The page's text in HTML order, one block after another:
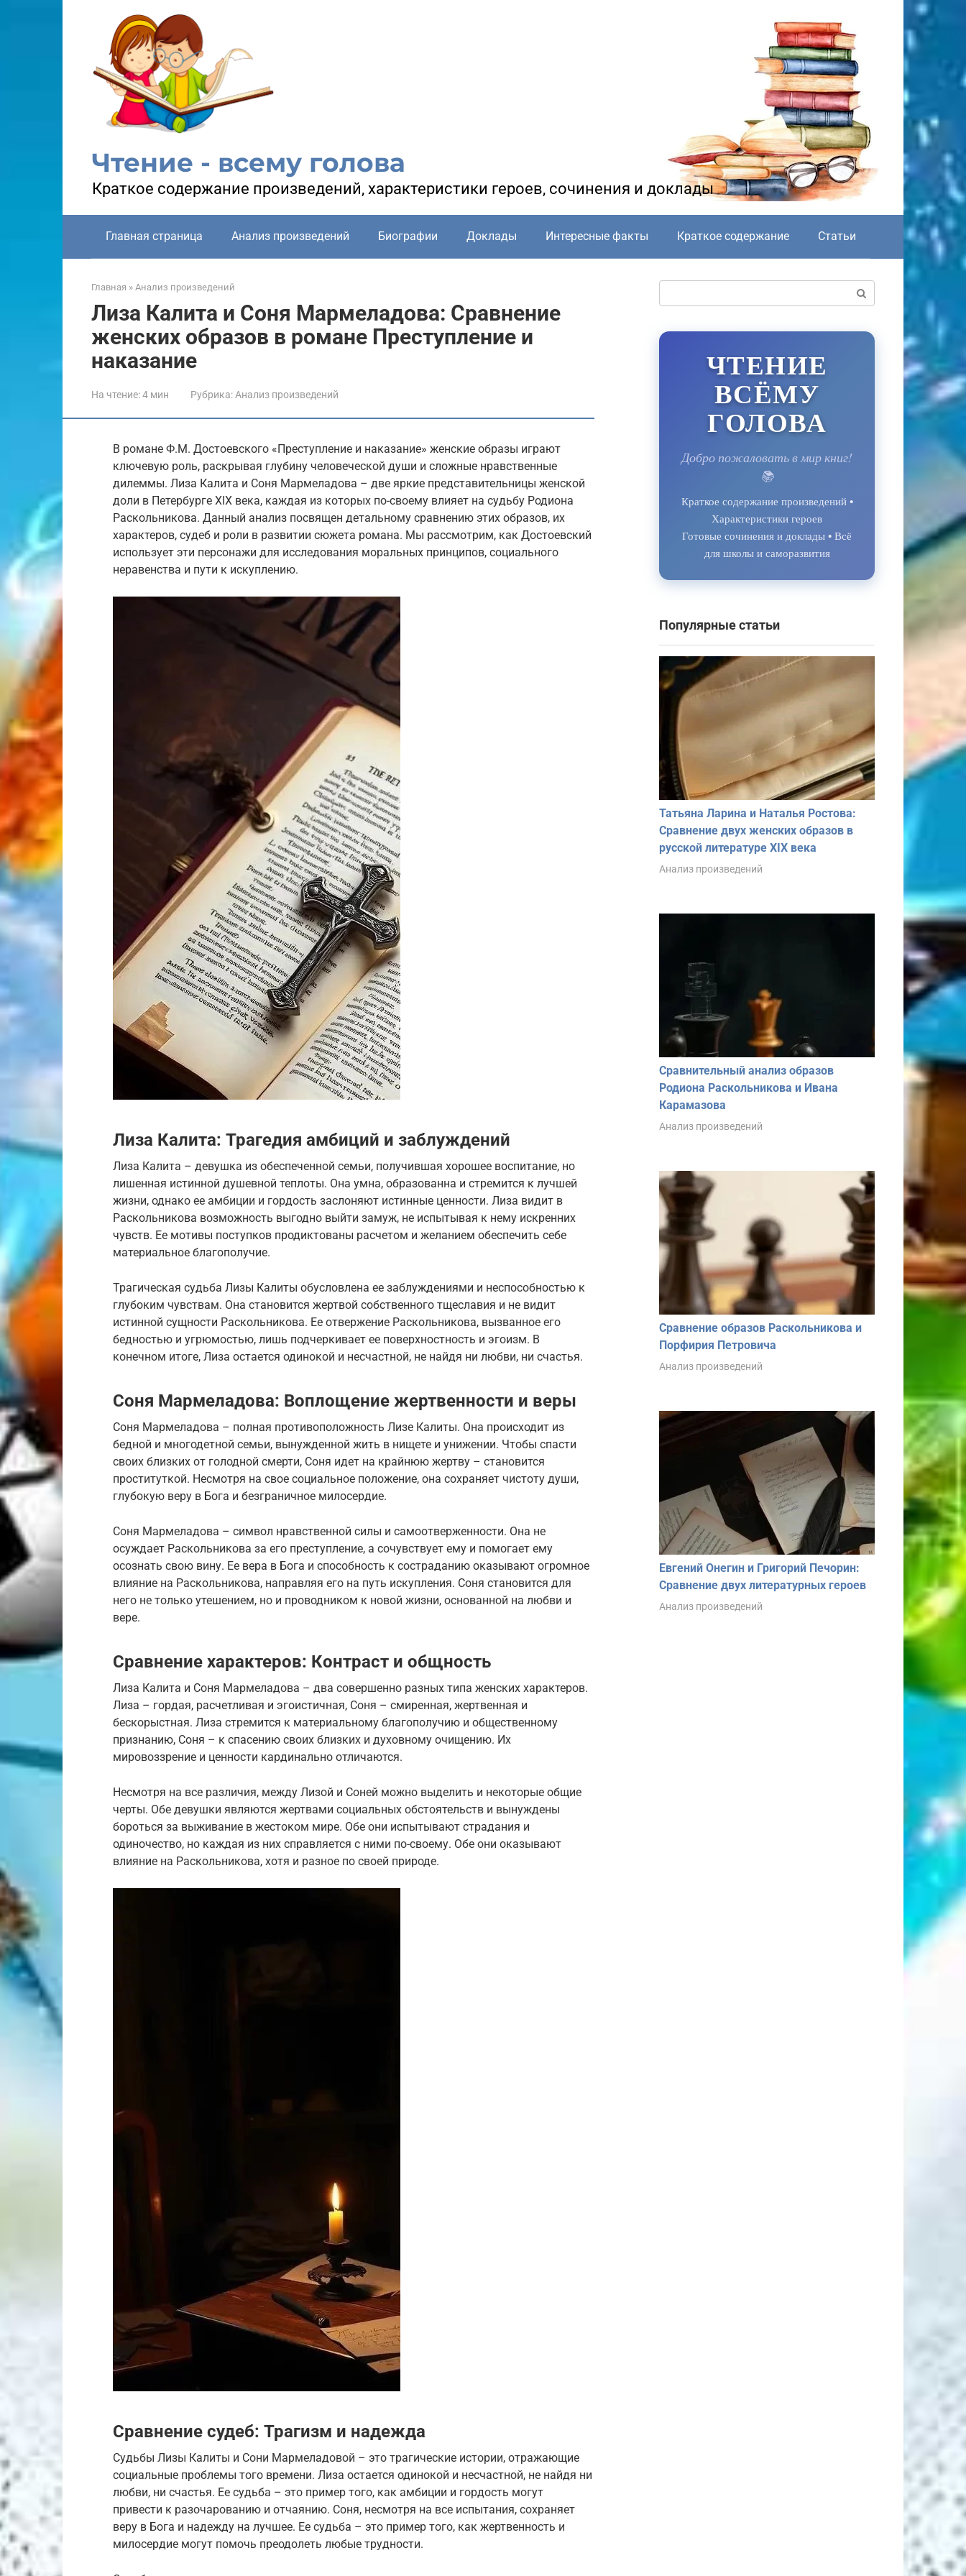
Чтение - всему голова
Краткое содержание произведений, характеристики героев, сочинения и доклады
Главная страница Анализ произведений Биографии Доклады Интересные факты Краткое содержание Статьи
Главная » Анализ произведений
Лиза Калита и Соня Мармеладова: Сравнение
женских образов в романе Преступление и
наказание
На чтение:4 мин Рубрика: Анализ произведений
В романе Ф.М. Достоевского «Преступление и наказание» женские образы играют
ключевую роль, раскрывая глубину человеческой души и сложные нравственные
дилеммы. Лиза Калита и Соня Мармеладова – две яркие представительницы женской
доли в Петербурге XIX века, каждая из которых по-своему влияет на судьбу Родиона
Раскольникова. Данный анализ посвящен детальному сравнению этих образов, их
характеров, судеб и роли в развитии сюжета романа. Мы рассмотрим, как Достоевский
использует эти персонажи для исследования моральных принципов, социального
неравенства и пути к искуплению.
Лиза Калита: Трагедия амбиций и заблуждений
Лиза Калита – девушка из обеспеченной семьи, получившая хорошее воспитание, но
лишенная истинной душевной теплоты. Она умна, образованна и стремится к лучшей
жизни, однако ее амбиции и гордость заслоняют истинные ценности. Лиза видит в
Раскольникова возможность выгодно выйти замуж, не испытывая к нему искренних
чувств. Ее мотивы поступков продиктованы расчетом и желанием обеспечить себе
материальное благополучие.
Трагическая судьба Лизы Калиты обусловлена ее заблуждениями и неспособностью к
глубоким чувствам. Она становится жертвой собственного тщеславия и не видит
истинной сущности Раскольникова. Ее отвержение Раскольникова, вызванное его
бедностью и угрюмостью, лишь подчеркивает ее поверхностность и эгоизм. В
конечном итоге, Лиза остается одинокой и несчастной, не найдя ни любви, ни счастья.
Соня Мармеладова: Воплощение жертвенности и веры
Соня Мармеладова – полная противоположность Лизе Калиты. Она происходит из
бедной и многодетной семьи, вынужденной жить в нищете и унижении. Чтобы спасти
своих близких от голодной смерти, Соня идет на крайнюю жертву – становится
проституткой. Несмотря на свое социальное положение, она сохраняет чистоту души,
глубокую веру в Бога и безграничное милосердие.
Соня Мармеладова – символ нравственной силы и самоотверженности. Она не
осуждает Раскольникова за его преступление, а сочувствует ему и помогает ему
осознать свою вину. Ее вера в Бога и способность к состраданию оказывают огромное
влияние на Раскольникова, направляя его на путь искупления. Соня становится для
него не только утешением, но и проводником к новой жизни, основанной на любви и
вере.
Сравнение характеров: Контраст и общность
Лиза Калита и Соня Мармеладова – два совершенно разных типа женских характеров.
Лиза – гордая, расчетливая и эгоистичная, Соня – смиренная, жертвенная и
бескорыстная. Лиза стремится к материальному благополучию и общественному
признанию, Соня – к спасению своих близких и духовному очищению. Их
мировоззрение и ценности кардинально отличаются.
Несмотря на все различия, между Лизой и Соней можно выделить и некоторые общие
черты. Обе девушки являются жертвами социальных обстоятельств и вынуждены
бороться за выживание в жестоком мире. Обе они испытывают страдания и
одиночество, но каждая из них справляется с ними по-своему. Обе они оказывают
влияние на Раскольникова, хотя и разное по своей природе.
Сравнение судеб: Трагизм и надежда
Судьбы Лизы Калиты и Сони Мармеладовой – это трагические истории, отражающие
социальные проблемы того времени. Лиза остается одинокой и несчастной, не найдя ни
любви, ни счастья. Ее судьба – это пример того, как амбиции и гордость могут
привести к разочарованию и отчаянию. Соня, несмотря на все испытания, сохраняет
веру в Бога и надежду на лучшее. Ее судьба – это пример того, как жертвенность и
милосердие могут помочь преодолеть любые трудности.
ЧТЕНИЕ
ВСЁМУ
ГОЛОВА
Добро пожаловать в мир книг!
📚
Краткое содержание произведений •
Характеристики героев
Готовые сочинения и доклады • Всё
для школы и саморазвития
Популярные статьи
Татьяна Ларина и Наталья Ростова:
Сравнение двух женских образов в
русской литературе XIX века
Анализ произведений
Сравнительный анализ образов
Родиона Раскольникова и Ивана
Карамазова
Анализ произведений
Сравнение образов Раскольникова и
Порфирия Петровича
Анализ произведений
Евгений Онегин и Григорий Печорин:
Сравнение двух литературных героев
Анализ произведений